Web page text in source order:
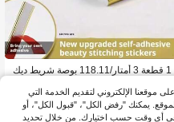
1 قطعة 3 أمتار/118.11 بوصة شريط ديك
يب بين بلاط السيراميك، حافة حماية للرذا
ذ، بطانة زاوية لاصقة
7 .48€موقعنا الإلكتروني لتقديم الخدمة التي
يمكنك "رفض الكل"، "قبول الكل"، أو
في أي وقت حسب اختيارك. من خلال تحديد